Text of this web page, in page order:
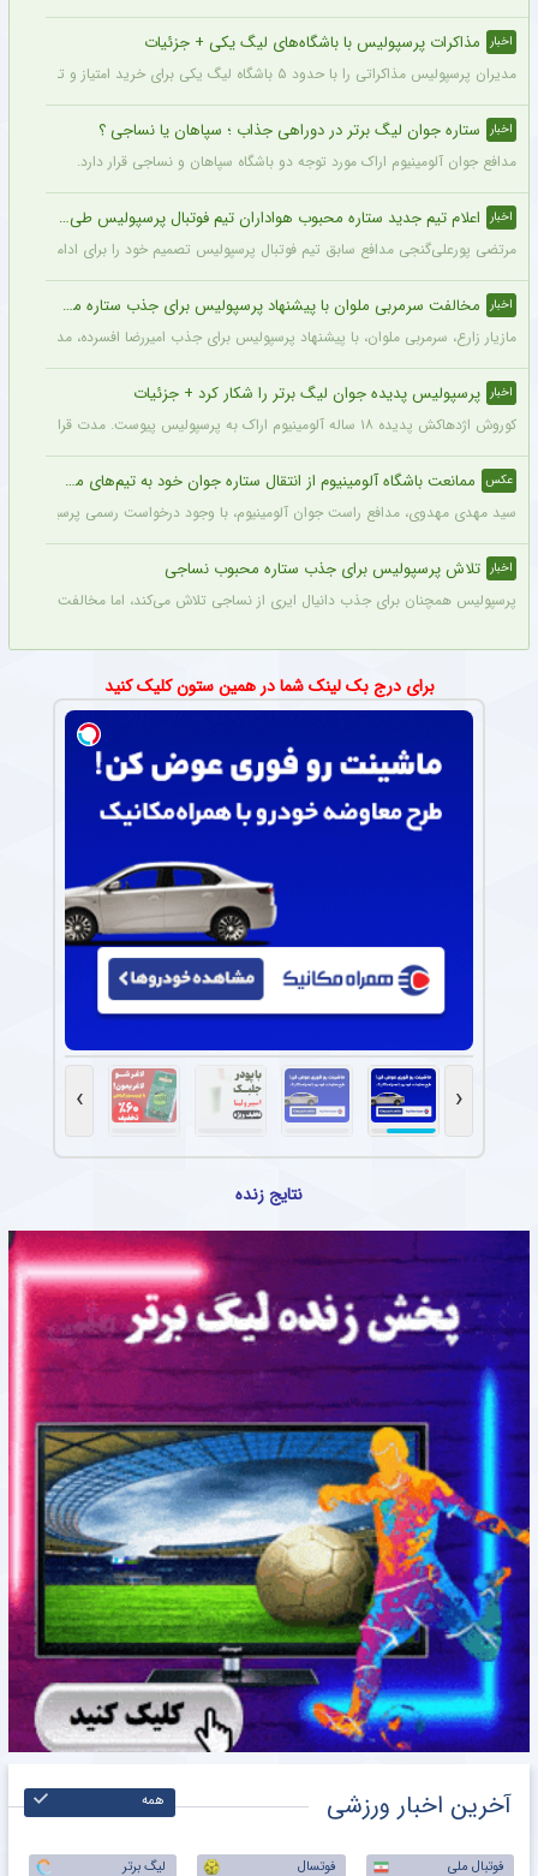
اخبار مذاکرات پرسپولیس با باشگاه‌های لیگ یکی + جزئیات
مدیران پرسپولیس مذاکراتی را با حدود ۵ باشگاه لیگ یکی برای خرید امتیاز و تشکیل تیم «ب» آغاز کرده‌اند.
اخبار ستاره جوان لیگ برتر در دوراهی جذاب ؛ سپاهان یا نساجی ؟
مدافع جوان آلومینیوم اراک مورد توجه دو باشگاه سپاهان و نساجی قرار دارد.
اخبار اعلام تیم جدید ستاره محبوب هواداران تیم فوتبال پرسپولیس طی ۴۸ ساعت آینده
مرتضی پورعلی‌گنجی مدافع سابق تیم فوتبال پرسپولیس تصمیم خود را برای ادامه
اخبار مخالفت سرمربی ملوان با پیشنهاد پرسپولیس برای جذب ستاره محبوبش
مازیار زارع، سرمربی ملوان، با پیشنهاد پرسپولیس برای جذب امیررضا افسرده، مدافع
اخبار پرسپولیس پدیده جوان لیگ برتر را شکار کرد + جزئیات
کوروش اژدهاکش پدیده ۱۸ ساله آلومینیوم اراک به پرسپولیس پیوست. مدت قرارداد اژدهاکش با پرسپولیس به مدت ۴ سال است.
عکس ممانعت باشگاه آلومینیوم از انتقال ستاره جوان خود به تیم‌های مدعی + عکس
سید مهدی مهدوی، مدافع راست جوان آلومینیوم، با وجود درخواست رسمی پرسپولیس،
اخبار تلاش پرسپولیس برای جذب ستاره محبوب نساجی
پرسپولیس همچنان برای جذب دانیال ایری از نساجی تلاش می‌کند، اما مخالفت
برای درج بک لینک شما در همین ستون کلیک کنید
‹
›
نتایج زنده
آخرین اخبار ورزشی همه
فوتبال ملی فوتسال لیگ برتر